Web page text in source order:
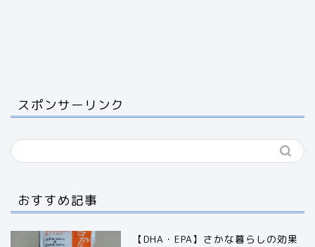
スポンサーリンク
おすすめ記事
【DHA・EPA】さかな暮らしの効果